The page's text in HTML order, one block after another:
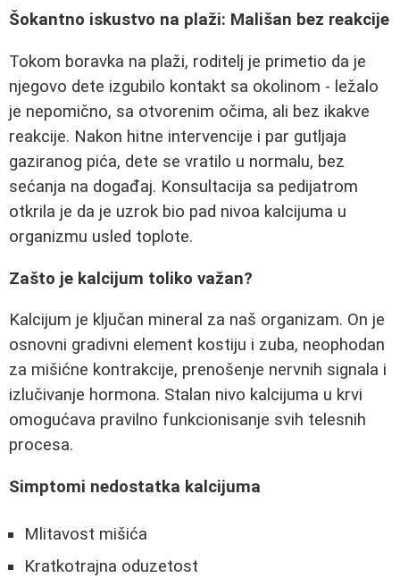
Šokantno iskustvo na plaži: Mališan bez reakcije
Tokom boravka na plaži, roditelj je primetio da je
njegovo dete izgubilo kontakt sa okolinom - ležalo
je nepomično, sa otvorenim očima, ali bez ikakve
reakcije. Nakon hitne intervencije i par gutljaja
gaziranog pića, dete se vratilo u normalu, bez
sećanja na događaj. Konsultacija sa pedijatrom
otkrila je da je uzrok bio pad nivoa kalcijuma u
organizmu usled toplote.
Zašto je kalcijum toliko važan?
Kalcijum je ključan mineral za naš organizam. On je
osnovni gradivni element kostiju i zuba, neophodan
za mišićne kontrakcije, prenošenje nervnih signala i
izlučivanje hormona. Stalan nivo kalcijuma u krvi
omogućava pravilno funkcionisanje svih telesnih
procesa.
Simptomi nedostatka kalcijuma
Mlitavost mišića
Kratkotrajna oduzetost